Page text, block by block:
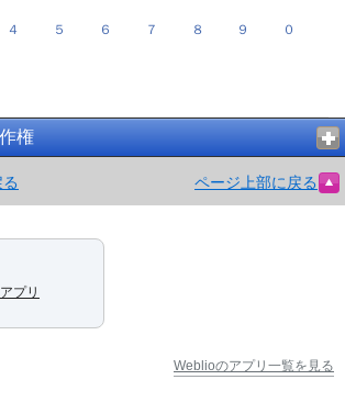
４ ５ ６ ７ ８ ９ ０
権
ページ上部に戻る
プリ
Weblioのアプリ一覧を見る